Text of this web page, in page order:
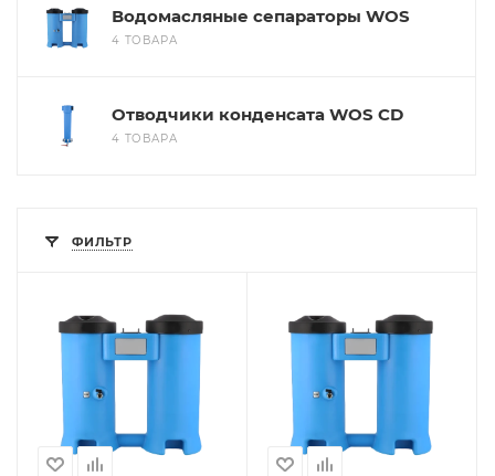
Водомасляные сепараторы WOS
4 ТОВАРА
Отводчики конденсата WOS CD
4 ТОВАРА
ФИЛЬТР